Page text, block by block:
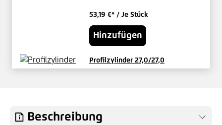
53,19 €* / Je Stück
Hinzufügen
Profilzylinder 27,0/27,0
Beschreibung